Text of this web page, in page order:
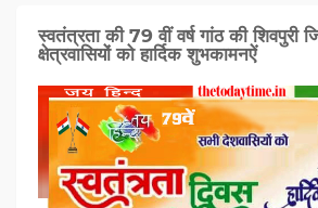
स्वतंत्रता की 79 वीं वर्ष गांठ की शिवपुरी
क्षेत्रवासियों को हार्दिक शुभकामनऐं